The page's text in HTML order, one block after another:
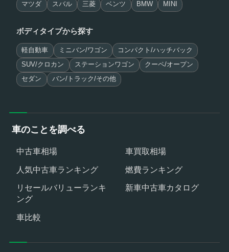
マツダ スバル 三菱 ベンツ BMW MINI
ボディタイプから探す
軽自動車 ミニバン/ワゴン コンパクト/ハッチバック
SUV/クロカン ステーションワゴン クーペ/オープン
セダン バン/トラック/その他
車のことを調べる
中古車相場
車買取相場
人気中古車ランキング
燃費ランキング
リセールバリューランキ
ング
新車中古車カタログ
車比較